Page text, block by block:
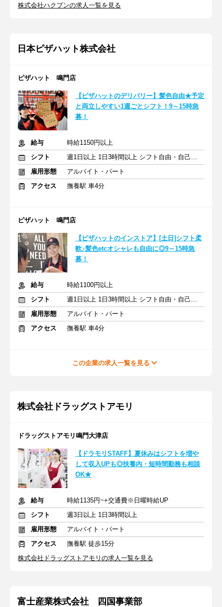
株式会社ハクブンの求人一覧を見る
日本ピザハット株式会社
ピザハット 鳴門店
【ピザハットのデリバリー】髪色自由★予定
と両立しやすい1週ごとシフト！9～15時急
募！
給与
時給1150円以上
シフト
週1日以上 1日3時間以上 シフト自由・自己申告
雇用形態
アルバイト・パート
アクセス
撫養駅 車4分
ピザハット 鳴門店
【ピザハットのインストア】[土日]シフト柔
軟♪髪色etcオシャレも自由に◎9～15時急
募！
給与
時給1100円以上
シフト
週1日以上 1日3時間以上 シフト自由・自己申告
雇用形態
アルバイト・パート
アクセス
撫養駅 車4分
この企業の求人一覧を見る
株式会社ドラッグストアモリ
ドラッグストアモリ鳴門大津店
【ドラモリSTAFF】夏休みはシフトを増や
して収入UPも◎扶養内・短時間勤務も相談
OK★
給与
時給1135円~+交通費※日曜時給UP
シフト
週3日以上 1日3時間以上
雇用形態
アルバイト・パート
アクセス
撫養駅 徒歩15分
株式会社ドラッグストアモリの求人一覧を見る
富士産業株式会社 四国事業部